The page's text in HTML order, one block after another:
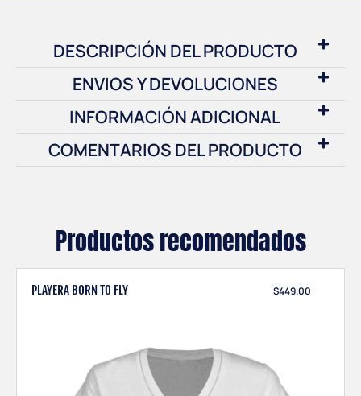
DESCRIPCIÓN DEL PRODUCTO
ENVIOS Y DEVOLUCIONES
INFORMACIÓN ADICIONAL
COMENTARIOS DEL PRODUCTO
Productos recomendados
PLAYERA BORN TO FLY $449.00